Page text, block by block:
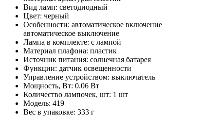
Вид ламп: светодиодный
Цвет: черный
Особенности: автоматическое включение
автоматическое выключение
Лампа в комплекте: с лампой
Материал плафона: пластик
Источник питания: солнечная батарея
Функции: датчик освещенности
Управление устройством: выключатель
Мощность, Вт: 0.06 Вт
Количество лампочек, шт: 1 шт
Модель: 419
Вес в упаковке: 333 г